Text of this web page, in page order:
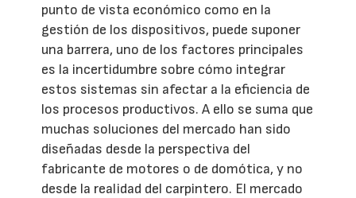
punto de vista económico como en la
gestión de los dispositivos, puede suponer
una barrera, uno de los factores principales
es la incertidumbre sobre cómo integrar
estos sistemas sin afectar a la eficiencia de
los procesos productivos. A ello se suma que
muchas soluciones del mercado han sido
diseñadas desde la perspectiva del
fabricante de motores o de domótica, y no
desde la realidad del carpintero. El mercado